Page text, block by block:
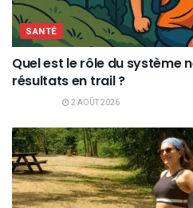
SANTÉ
Quel est le rôle du système
résultats en trail ?
2 AOÛT 2026